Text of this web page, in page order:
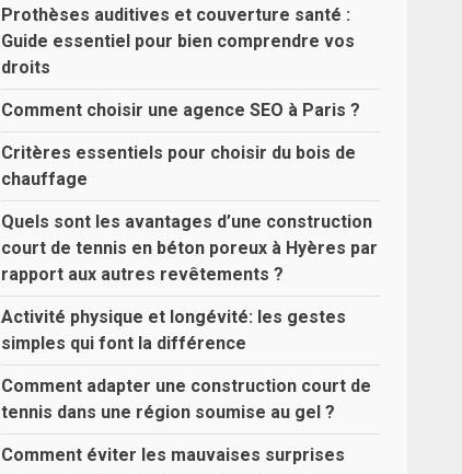
Prothèses auditives et couverture santé :
Guide essentiel pour bien comprendre vos
droits
Comment choisir une agence SEO à Paris ?
Critères essentiels pour choisir du bois de
chauffage
Quels sont les avantages d’une construction
court de tennis en béton poreux à Hyères par
rapport aux autres revêtements ?
Activité physique et longévité: les gestes
simples qui font la différence
Comment adapter une construction court de
tennis dans une région soumise au gel ?
Comment éviter les mauvaises surprises